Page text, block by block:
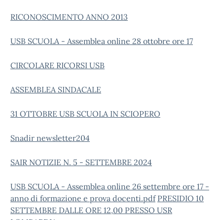
RICONOSCIMENTO ANNO 2013
USB SCUOLA - Assemblea online 28 ottobre ore 17
CIRCOLARE RICORSI USB
ASSEMBLEA SINDACALE
31 OTTOBRE USB SCUOLA IN SCIOPERO
Snadir newsletter204
SAIR NOTIZIE N. 5 - SETTEMBRE 2024
USB SCUOLA - Assemblea online 26 settembre ore 17 -
anno di formazione e prova docenti.pdf PRESIDIO 10
SETTEMBRE DALLE ORE 12,00 PRESSO USR